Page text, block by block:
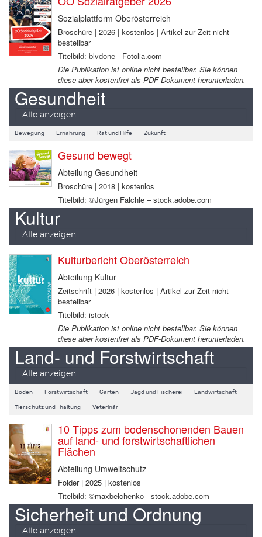
Sozialplattform Oberösterreich
Broschüre | 2026 | kostenlos | Artikel zur Zeit nicht
bestellbar
Titelbild: blvdone - Fotolia.com
Die Publikation ist online nicht bestellbar. Sie können
diese aber kostenfrei als PDF-Dokument herunterladen.
Gesundheit
Alle anzeigen
Bewegung Ernährung Rat und Hilfe Zukunft
Gesund bewegt
Abteilung Gesundheit
Broschüre | 2018 | kostenlos
Titelbild: ©Jürgen Fälchle – stock.adobe.com
Kultur
Alle anzeigen
Kulturbericht Oberösterreich
Abteilung Kultur
Zeitschrift | 2026 | kostenlos | Artikel zur Zeit nicht
bestellbar
Titelbild: istock
Die Publikation ist online nicht bestellbar. Sie können
diese aber kostenfrei als PDF-Dokument herunterladen.
Land- und Forstwirtschaft
Alle anzeigen
Boden Forstwirtschaft Garten Jagd und Fischerei Landwirtschaft
Tierschutz und -haltung Veterinär
10 Tipps zum bodenschonenden Bauen
auf land- und forstwirtschaftlichen
Flächen
Abteilung Umweltschutz
Folder | 2025 | kostenlos
Titelbild: ©maxbelchenko - stock.adobe.com
Sicherheit und Ordnung
Alle anzeigen